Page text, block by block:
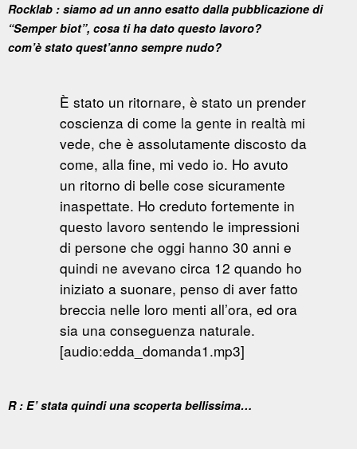
Rocklab : siamo ad un anno esatto dalla pubblicazione di
“Semper biot”, cosa ti ha dato questo lavoro?
com’è stato quest’anno sempre nudo?
È stato un ritornare, è stato un prender
coscienza di come la gente in realtà mi
vede, che è assolutamente discosto da
come, alla fine, mi vedo io. Ho avuto
un ritorno di belle cose sicuramente
inaspettate. Ho creduto fortemente in
questo lavoro sentendo le impressioni
di persone che oggi hanno 30 anni e
quindi ne avevano circa 12 quando ho
iniziato a suonare, penso di aver fatto
breccia nelle loro menti all’ora, ed ora
sia una conseguenza naturale.
[audio:edda_domanda1.mp3]
R : E’ stata quindi una scoperta bellissima…